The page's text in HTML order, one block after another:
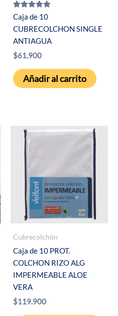
tiene
opciones
producto
Valorado con
5.00
de 5
Caja de 10
CUBRECOLCHON SINGLE
ANTIAGUA
$61.900
Añadir al carrito
Cubrecolchón
Caja de 10 PROT.
COLCHON RIZO ALG
IMPERMEABLE ALOE
VERA
$119.900